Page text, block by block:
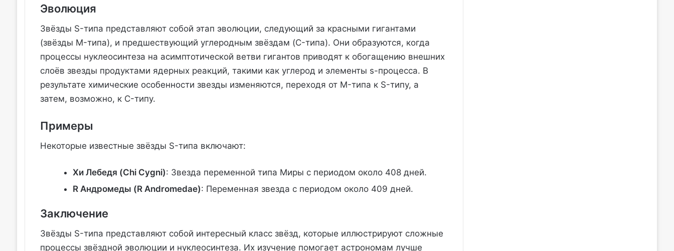
Эволюция
Звёзды S-типа представляют собой этап эволюции, следующий за красными гигантами
(звёзды M-типа), и предшествующий углеродным звёздам (C-типа). Они образуются, когда
процессы нуклеосинтеза на асимптотической ветви гигантов приводят к обогащению внешних
слоёв звезды продуктами ядерных реакций, такими как углерод и элементы s-процесса. В
результате химические особенности звезды изменяются, переходя от M-типа к S-типу, а
затем, возможно, к C-типу.
Примеры
Некоторые известные звёзды S-типа включают:
Хи Лебедя (Chi Cygni): Звезда переменной типа Миры с периодом около 408 дней.
R Андромеды (R Andromedae): Переменная звезда с периодом около 409 дней.
Заключение
Звёзды S-типа представляют собой интересный класс звёзд, которые иллюстрируют сложные
процессы звёздной эволюции и нуклеосинтеза. Их изучение помогает астрономам лучше